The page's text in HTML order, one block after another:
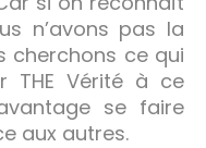
n’avons pas la
cherchons ce qui
THE Vérité à ce
se faire
aux autres.